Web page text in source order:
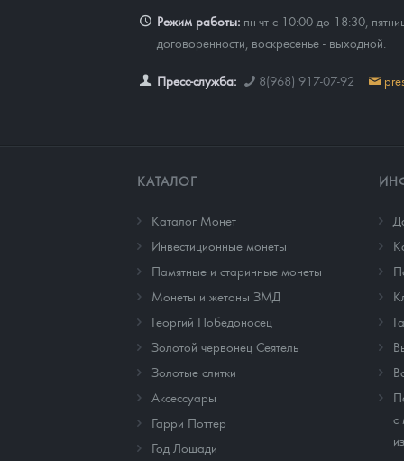
Режим работы: пн-чт с 10:00 до 18:30,
договоренности, воскресенье - выходной.
Пресс-служба: 8(968) 917-07-92
КАТАЛОГ
Каталог Монет
Инвестиционные монеты
Памятные и старинные монеты
Монеты и жетоны ЗМД
Георгий Победоносец
Золотой червонец Сеятель
Золотые слитки
Аксессуары
Гарри Поттер
Год Лошади
с